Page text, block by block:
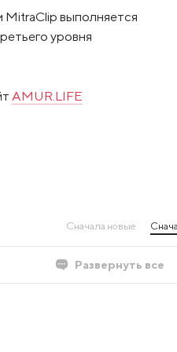
MitraClip выполняется
уровня
AMUR.LIFE
Сначала новые
Развернуть все